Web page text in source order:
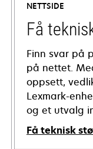
NETTSIDE
Få
Finn svar på
på nettet.
oppsett,
Lexmark-
og et utvalg
Få teknisk